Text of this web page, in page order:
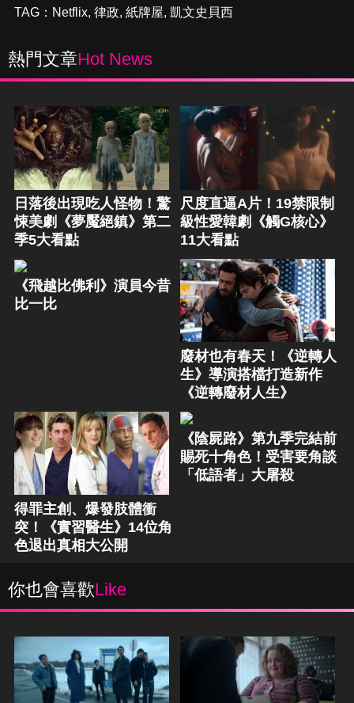
TAG： Netflix, 律政, 紙牌屋, 凱文史貝西
熱門文章Hot News
日落後出現吃人怪物！驚
悚美劇《夢魘絕鎮》第二
季5大看點
尺度直逼A片！19禁限制
級性愛韓劇《觸G核心》
11大看點
《飛越比佛利》演員今昔
比一比
廢材也有春天！《逆轉人
生》導演搭檔打造新作
《逆轉廢材人生》
得罪主創、爆發肢體衝
突！《實習醫生》14位角
色退出真相大公開
《陰屍路》第九季完結前
賜死十角色！受害要角談
「低語者」大屠殺
你也會喜歡Like